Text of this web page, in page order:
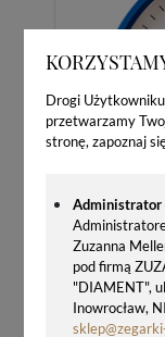
Drogi
przetwarzamy
stronę, zapoznaj
Administrator
Zuzanna
pod firmą
"DIAMENT",
Inowrocław,